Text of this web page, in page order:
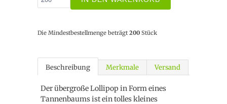
Die Mindestbestellmenge beträgt 200 Stück
Beschreibung Merkmale Versand
Der übergroße Lollipop in Form eines
Tannenbaums ist ein tolles kleines